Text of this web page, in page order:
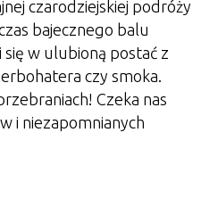
czarodziejskiej podróży
bajecznego balu
się w ulubioną postać z
czy smoka.
Czeka nas
i niezapomnianych